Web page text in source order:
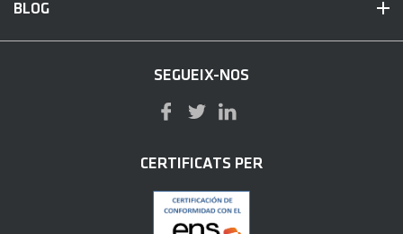
BLOG
SEGUEIX-NOS
CERTIFICATS PER